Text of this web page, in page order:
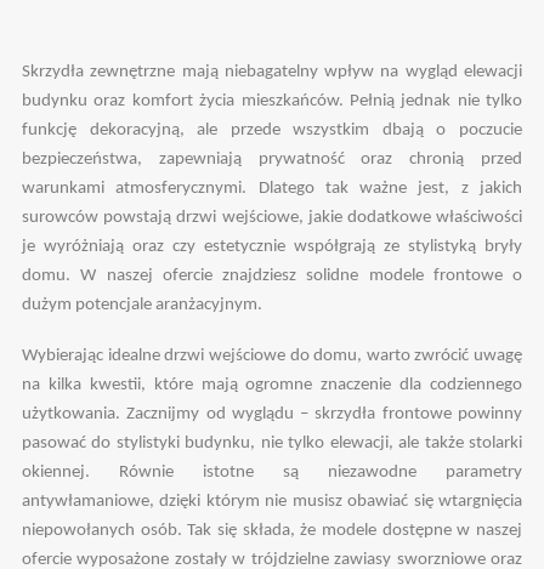
Skrzydła zewnętrzne mają niebagatelny wpływ na wygląd elewacji
budynku oraz komfort życia mieszkańców. Pełnią jednak nie tylko
funkcję dekoracyjną, ale przede wszystkim dbają o poczucie
bezpieczeństwa, zapewniają prywatność oraz chronią przed
warunkami atmosferycznymi. Dlatego tak ważne jest, z jakich
surowców powstają drzwi wejściowe, jakie dodatkowe właściwości
je wyróżniają oraz czy estetycznie współgrają ze stylistyką bryły
domu. W naszej ofercie znajdziesz solidne modele frontowe o
dużym potencjale aranżacyjnym.
Wybierając idealne drzwi wejściowe do domu, warto zwrócić uwagę
na kilka kwestii, które mają ogromne znaczenie dla codziennego
użytkowania. Zacznijmy od wyglądu – skrzydła frontowe powinny
pasować do stylistyki budynku, nie tylko elewacji, ale także stolarki
okiennej. Równie istotne są niezawodne parametry
antywłamaniowe, dzięki którym nie musisz obawiać się wtargnięcia
niepowołanych osób. Tak się składa, że modele dostępne w naszej
ofercie wyposażone zostały w trójdzielne zawiasy sworzniowe oraz